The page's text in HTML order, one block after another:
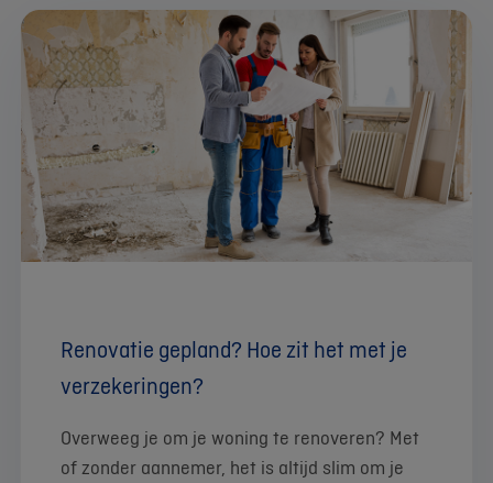
Renovatie gepland? Hoe zit het met je
verzekeringen?
Overweeg je om je woning te renoveren? Met
of zonder aannemer, het is altijd slim om je